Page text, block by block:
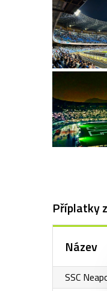
Příplatky
Název
SSC